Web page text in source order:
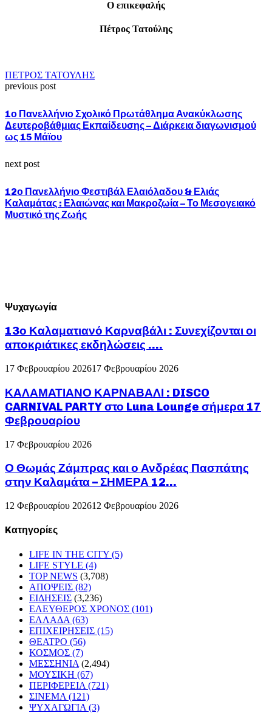
Ο επικεφαλής
Πέτρος Τατούλης
ΠΕΤΡΟΣ ΤΑΤΟΥΛΗΣ
previous post
1ο Πανελλήνιο Σχολικό Πρωτάθλημα Ανακύκλωσης
Δευτεροβάθμιας Εκπαίδευσης – Διάρκεια διαγωνισμού
ως 15 Μάϊου
next post
12ο Πανελλήνιο Φεστιβάλ Ελαιόλαδου & Ελιάς
Καλαμάτας : Ελαιώνας και Μακροζωία – Το Μεσογειακό
Μυστικό της Ζωής
Ψυχαγωγία
13ο Καλαματιανό Καρναβάλι : Συνεχίζονται οι
αποκριάτικες εκδηλώσεις ….
17 Φεβρουαρίου 202617 Φεβρουαρίου 2026
ΚΑΛΑΜΑΤΙΑΝΟ ΚΑΡΝΑΒΑΛΙ : DISCO
CARNIVAL PARTY στο Luna Lounge σήμερα 17
Φεβρουαρίου
17 Φεβρουαρίου 2026
Ο Θωμάς Ζάμπρας και ο Ανδρέας Πασπάτης
στην Καλαμάτα – ΣΗΜΕΡΑ 12...
12 Φεβρουαρίου 202612 Φεβρουαρίου 2026
Kατηγορίες
LIFE IN THE CITY (5)
LIFE STYLE (4)
TOP NEWS (3,708)
ΑΠΟΨΕΙΣ (82)
ΕΙΔΗΣΕΙΣ (3,236)
ΕΛΕΥΘΕΡΟΣ ΧΡΟΝΟΣ (101)
ΕΛΛΑΔΑ (63)
ΕΠΙΧΕΙΡΗΣΕΙΣ (15)
ΘΕΑΤΡΟ (56)
ΚΟΣΜΟΣ (7)
ΜΕΣΣΗΝΙΑ (2,494)
ΜΟΥΣΙΚΗ (67)
ΠΕΡΙΦΕΡΕΙΑ (721)
ΣΙΝΕΜΑ (121)
ΨΥΧΑΓΩΓΙΑ (3)